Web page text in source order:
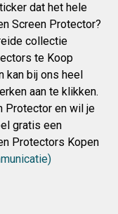
dat het hele
Screen Protector?
collectie
te Koop
kan bij ons heel
aan te klikken.
Protector en wil je
gratis een
Protectors Kopen